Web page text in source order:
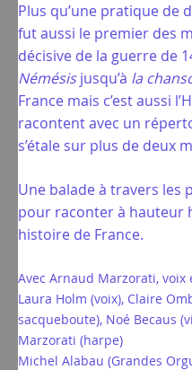
Plus qu’une pratique de
fut aussi le premier des
décisive de la guerre de
Némésisjusqu’à la
France mais c’est aussi
racontent avec un
s’étale sur plus de deux
Une balade à travers les
pour raconter à hauteur
histoire de France.
Avec Arnaud Marzorati,
Laura Holm (voix), Claire
sacqueboute), Noé Becaus
Marzorati (harpe)
Michel Alabau (Grandes